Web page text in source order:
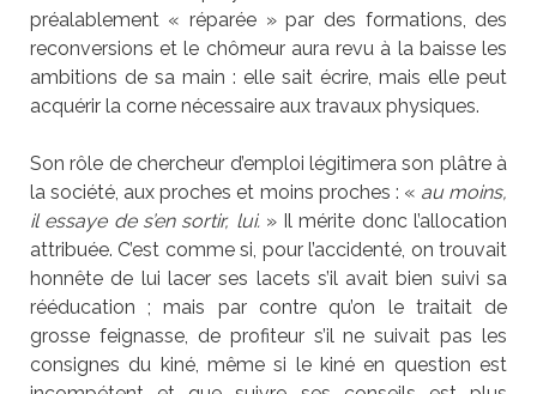
préalablement « réparée » par des formations, des
reconversions et le chômeur aura revu à la baisse les
ambitions de sa main : elle sait écrire, mais elle peut
acquérir la corne nécessaire aux travaux physiques.
Son rôle de chercheur d’emploi légitimera son plâtre à
la société, aux proches et moins proches : « au moins,
il essaye de s’en sortir, lui. » Il mérite donc l’allocation
attribuée. C’est comme si, pour l’accidenté, on trouvait
honnête de lui lacer ses lacets s’il avait bien suivi sa
rééducation ; mais par contre qu’on le traitait de
grosse feignasse, de profiteur s’il ne suivait pas les
consignes du kiné, même si le kiné en question est